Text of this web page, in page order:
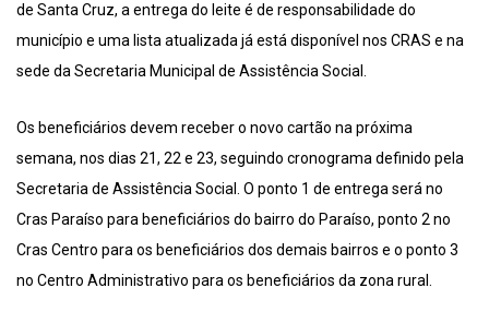
de Santa Cruz, a entrega do leite é de responsabilidade do
município e uma lista atualizada já está disponível nos CRAS e na
sede da Secretaria Municipal de Assistência Social.
Os beneficiários devem receber o novo cartão na próxima
semana, nos dias 21, 22 e 23, seguindo cronograma definido pela
Secretaria de Assistência Social. O ponto 1 de entrega será no
Cras Paraíso para beneficiários do bairro do Paraíso, ponto 2 no
Cras Centro para os beneficiários dos demais bairros e o ponto 3
no Centro Administrativo para os beneficiários da zona rural.